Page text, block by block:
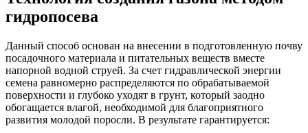
гидропосева
Данный способ основан на внесении в подготовленную почву
посадочного материала и питательных веществ вместе
напорной водной струей. За счет гидравлической энергии
семена равномерно распределяются по обрабатываемой
поверхности и глубоко уходят в грунт, который заодно
обогащается влагой, необходимой для благоприятного
развития молодой поросли. В результате гарантируется: